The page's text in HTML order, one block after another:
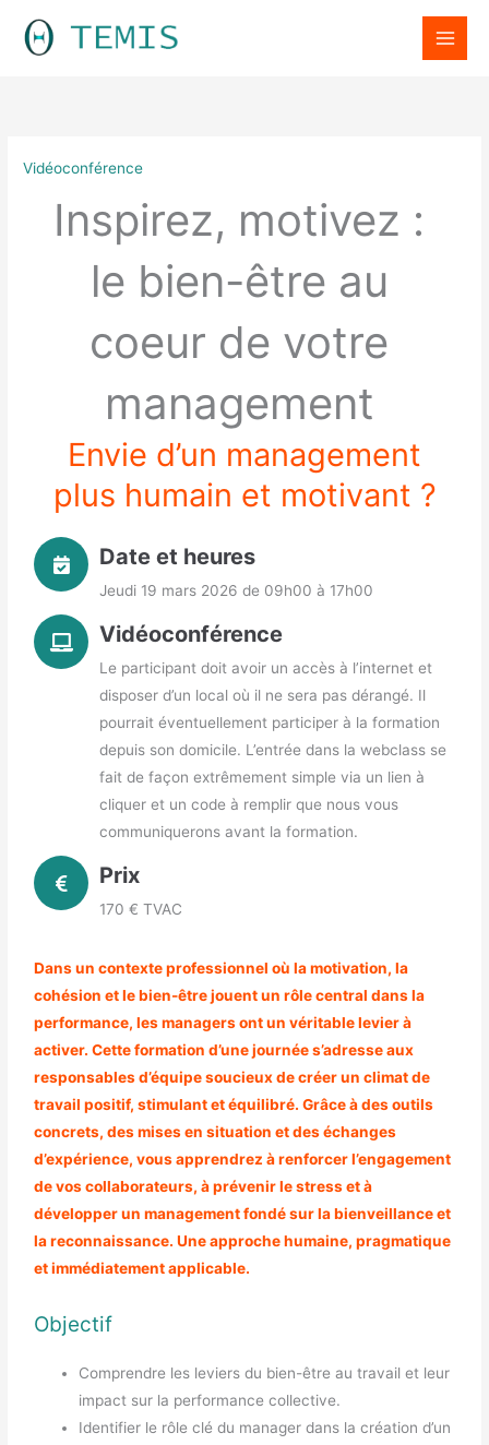
Vidéoconférence
Inspirez, motivez :
le bien-être au
coeur de votre
management
Envie d’un management
plus humain et motivant ?
Date et heures
Jeudi 19 mars 2026 de 09h00 à 17h00
Vidéoconférence
Le participant doit avoir un accès à l’internet et
disposer d’un local où il ne sera pas dérangé. Il
pourrait éventuellement participer à la formation
depuis son domicile. L’entrée dans la webclass se
fait de façon extrêmement simple via un lien à
cliquer et un code à remplir que nous vous
communiquerons avant la formation.
Prix
170 € TVAC
Dans un contexte professionnel où la motivation, la
cohésion et le bien-être jouent un rôle central dans la
performance, les managers ont un véritable levier à
activer. Cette formation d’une journée s’adresse aux
responsables d’équipe soucieux de créer un climat de
travail positif, stimulant et équilibré. Grâce à des outils
concrets, des mises en situation et des échanges
d’expérience, vous apprendrez à renforcer l’engagement
de vos collaborateurs, à prévenir le stress et à
développer un management fondé sur la bienveillance et
la reconnaissance. Une approche humaine, pragmatique
et immédiatement applicable.
Objectif
Comprendre les leviers du bien-être au travail et leur
impact sur la performance collective.
Identifier le rôle clé du manager dans la création d’un